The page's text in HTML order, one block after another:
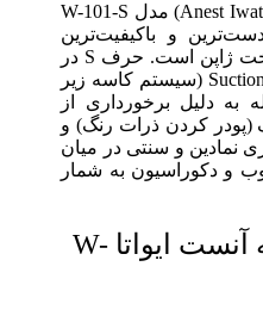
پیستوله بادی آنست ایواتا (Anest Iwata) مدل W-101-S
و باکیفیت‌ترین
پیستوله‌های رنگ‌آمیزی ساخت ژاپن است. حرف S در
انتهای نام این مدل مخفف Suction (سیستم کاسه زیر
دلیل برخورداری از
(پودر کردن ذرات رنگ) و
نمادین و سنتی در میان
و دکوراسیون به شمار
ویژگی‌های پیستوله آنست ایواتا W-